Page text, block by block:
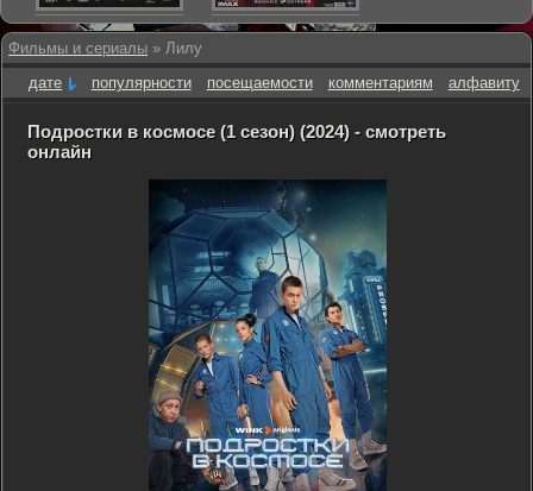
Фильмы и сериалы » Лилу
дате
популярности посещаемости комментариям алфавиту
Подростки в космосе (1 сезон) (2024) - смотреть
онлайн